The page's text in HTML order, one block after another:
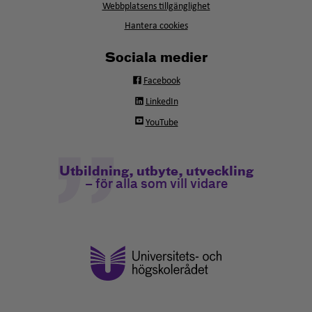
fönster
Webbplatsens tillgänglighet
Hantera cookies
Sociala medier
Facebook
LinkedIn
YouTube
Utbildning, utbyte, utveckling
– för alla som vill vidare